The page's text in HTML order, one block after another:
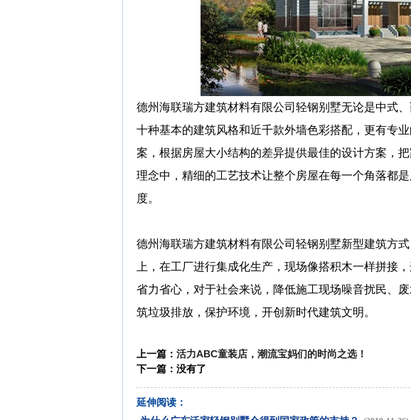
德州海联瑞方建筑材料有限公司轻钢别墅无论是中式
十种基本的建筑风格和近千款外墙色彩搭配，更有专
案，根据房屋大小结构的差异提供最佳的设计方案，
理念中，精细的工艺技术让整个房屋在每一个角落都
度。
德州海联瑞方建筑材料有限公司轻钢别墅新型建筑方
上，在工厂进行集成化生产，现场像搭积木一样拼接
省力省心，对于社会来说，降低施工现场噪音扰民、
筑垃圾排放，保护环境，开创新时代建筑文明。
上一篇： 活力ABC童装店，潮流宝妈们的时尚之选！
下一篇：没有了
延伸阅读：